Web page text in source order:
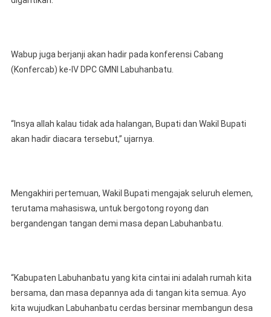
Wabup juga berjanji akan hadir pada konferensi Cabang
(Konfercab) ke-IV DPC GMNI Labuhanbatu.
“Insya allah kalau tidak ada halangan, Bupati dan Wakil Bupati
akan hadir diacara tersebut,” ujarnya.
Mengakhiri pertemuan, Wakil Bupati mengajak seluruh elemen,
terutama mahasiswa, untuk bergotong royong dan
bergandengan tangan demi masa depan Labuhanbatu.
“Kabupaten Labuhanbatu yang kita cintai ini adalah rumah kita
bersama, dan masa depannya ada di tangan kita semua. Ayo
kita wujudkan Labuhanbatu cerdas bersinar membangun desa